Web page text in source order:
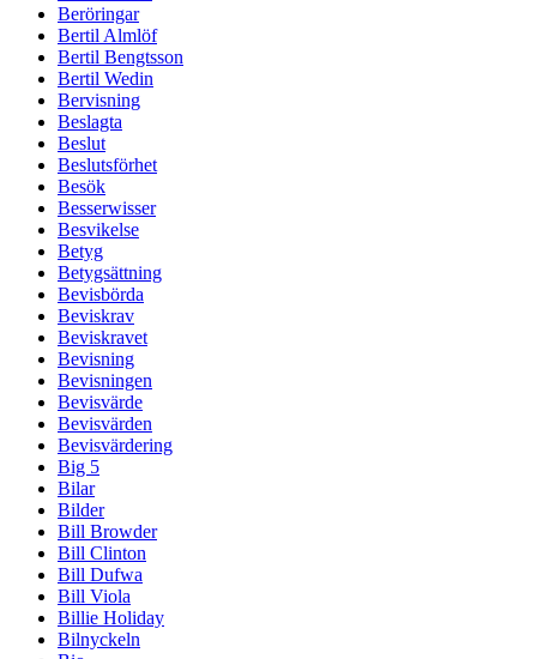
Beröringar
Bertil Almlöf
Bertil Bengtsson
Bertil Wedin
Bervisning
Beslagta
Beslut
Beslutsförhet
Besök
Besserwisser
Besvikelse
Betyg
Betygsättning
Bevisbörda
Beviskrav
Beviskravet
Bevisning
Bevisningen
Bevisvärde
Bevisvärden
Bevisvärdering
Big 5
Bilar
Bilder
Bill Browder
Bill Clinton
Bill Dufwa
Bill Viola
Billie Holiday
Bilnyckeln